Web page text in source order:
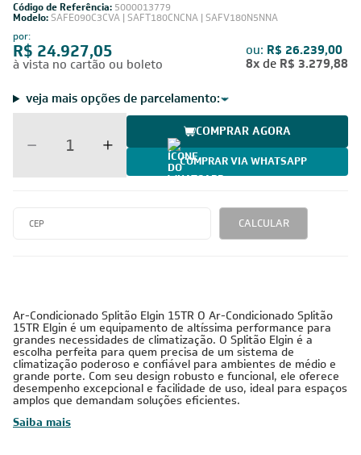
Código de Referência: 5000013779
Modelo:SAFE090C3CVA | SAFT180CNCNA | SAFV180N5NNA
por:
R$ 24.927,05
à vista no cartão ou boleto
ou: R$ 26.239,00
8x de R$ 3.279,88
veja mais opções de parcelamento:
COMPRAR AGORA
COMPRAR VIA WHATSAPP
CALCULAR
Ar-Condicionado Splitão Elgin 15TR O Ar-Condicionado Splitão
15TR Elgin é um equipamento de altíssima performance para
grandes necessidades de climatização. O Splitão Elgin é a
escolha perfeita para quem precisa de um sistema de
climatização poderoso e confiável para ambientes de médio e
grande porte. Com seu design robusto e funcional, ele oferece
desempenho excepcional e facilidade de uso, ideal para espaços
amplos que demandam soluções eficientes.
Saiba mais